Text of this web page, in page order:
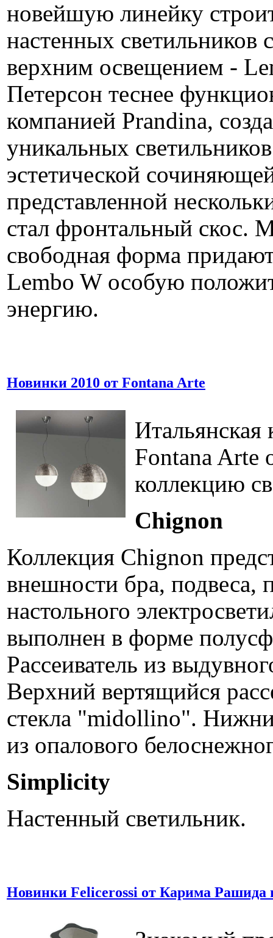
новейшую линейку
настенных
верхним освещением -
Петерсон теснее
компанией Prandina,
уникальных
эстетической
представленной
стал фронтальный скос.
свободная форма
Lembo W особую
энергию.
Новинки 2010 от Fontana Arte
Итальянская
Fontana Arte
коллекцию
Chignon
Коллекция Chignon
внешности бра, подвеса,
настольного
выполнен в форме
Рассеиватель из
Верхний вертящийся
стекла "midollino".
из опалового
Simplicity
Настенный светильник.
Новинки Felicerossi от Карима Рашида